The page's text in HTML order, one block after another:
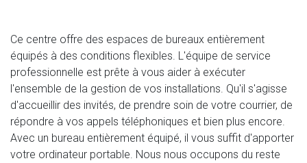
Ce centre offre des espaces de bureaux entièrement
équipés à des conditions flexibles. L'équipe de service
professionnelle est prête à vous aider à exécuter
l'ensemble de la gestion de vos installations. Qu'il s'agisse
d'accueillir des invités, de prendre soin de votre courrier, de
répondre à vos appels téléphoniques et bien plus encore.
Avec un bureau entièrement équipé, il vous suffit d'apporter
votre ordinateur portable. Nous nous occupons du reste